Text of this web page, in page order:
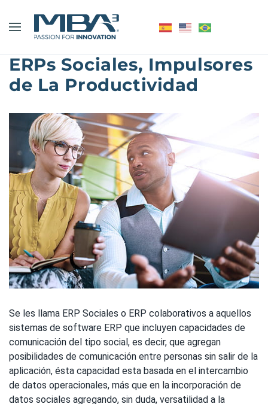
ERPs Sociales, Impulsores
de La Productividad
Se les llama ERP Sociales o ERP colaborativos a aquellos
sistemas de software ERP que incluyen capacidades de
comunicación del tipo social, es decir, que agregan
posibilidades de comunicación entre personas sin salir de la
aplicación, ésta capacidad esta basada en el intercambio
de datos operacionales, más que en la incorporación de
datos sociales agregando, sin duda, versatilidad a la